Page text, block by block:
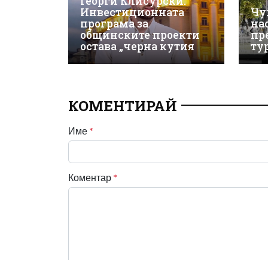
Инвестиционната
програма за
общинските проекти
остава „черна кутия
КОМЕНТИРАЙ
Име *
Коментар *